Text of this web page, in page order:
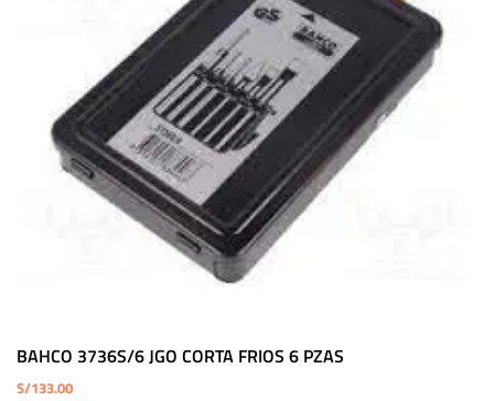
BAHCO 3736S/6 JGO CORTA FRIOS 6 PZAS
S/133.00